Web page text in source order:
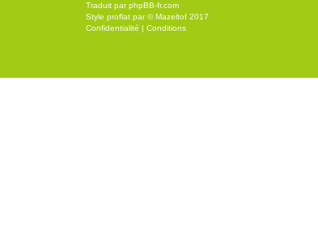
Traduit parphpBB-fr.com
Style proflat par ©Mazeltof 2017
Confidentialité | Conditions